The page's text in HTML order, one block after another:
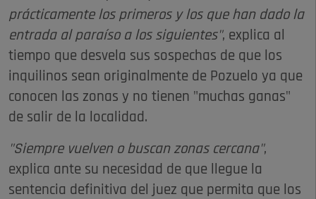
prácticamente los primeros y los que han dado la
entrada al paraíso a los siguientes", explica al
tiempo que desvela sus sospechas de que los
inquilinos sean originalmente de Pozuelo ya que
conocen las zonas y no tienen "muchas ganas"
de salir de la localidad.
"Siempre vuelven o buscan zonas cercana",
explica ante su necesidad de que llegue la
sentencia definitiva del juez que permita que los